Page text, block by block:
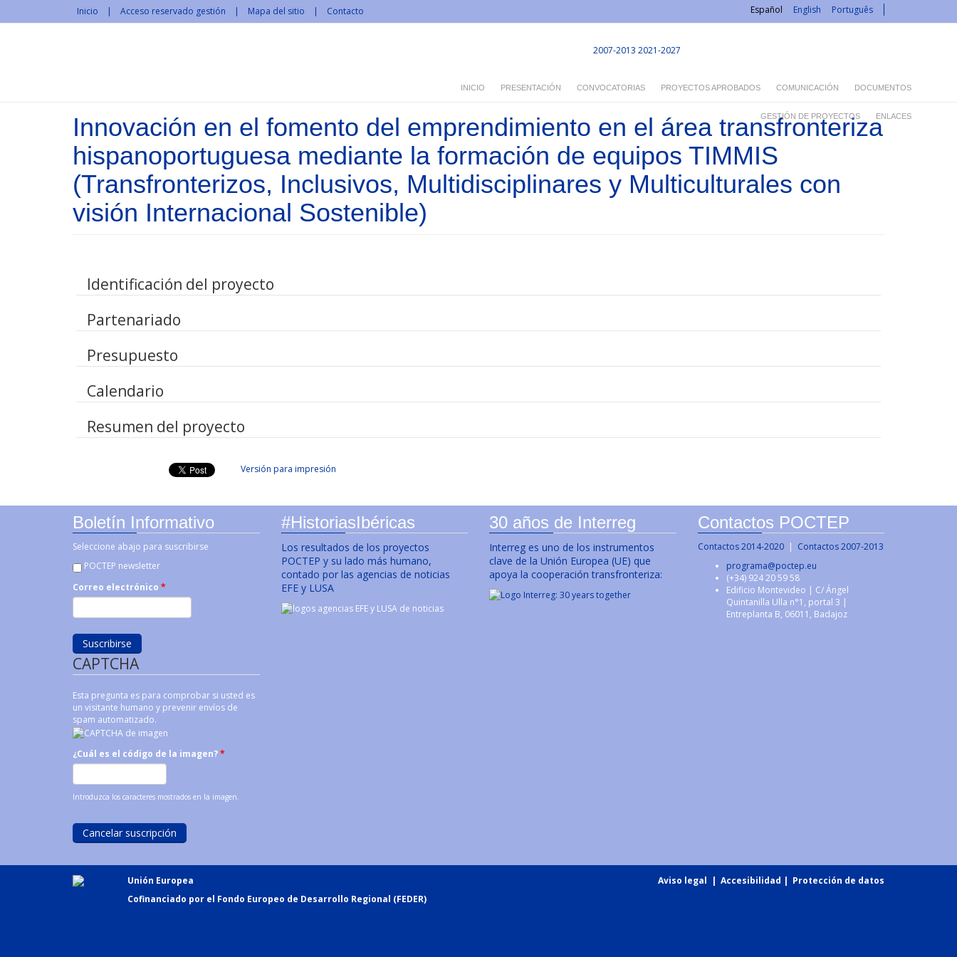
Pasar al contenido principal
Inicio Acceso reservado gestión Mapa del sitio Contacto Español English Português
INICIO PRESENTACIÓN CONVOCATORIAS PROYECTOS APROBADOS COMUNICACIÓN DOCUMENTOS
GESTIÓN DE PROYECTOS ENLACES
2007-2013 2021-2027
Innovación en el fomento del emprendimiento en el área transfronteriza
hispanoportuguesa mediante la formación de equipos TIMMIS
(Transfronterizos, Inclusivos, Multidisciplinares y Multiculturales con
visión Internacional Sostenible)
Identificación del proyecto
Partenariado
Presupuesto
Calendario
Resumen del proyecto
Versión para impresión
Boletín Informativo
Seleccione abajo para suscribirse
POCTEP newsletter
Correo electrónico *
CAPTCHA
Esta pregunta es para comprobar si usted es
un visitante humano y prevenir envíos de
spam automatizado.
¿Cuál es el código de la imagen?*
Introduzca los caracteres mostrados en la imagen.
#HistoriasIbéricas
Los resultados de los proyectos
POCTEP y su lado más humano,
contado por las agencias de noticias
EFE y LUSA
30 años de Interreg
Interreg es uno de los instrumentos
clave de la Unión Europea (UE) que
apoya la cooperación transfronteriza:
Contactos POCTEP
Contactos 2014-2020| Contactos 2007-2013
programa@poctep.eu
(+34) 924 20 59 58
Edificio Montevideo | C/ Ángel
Quintanilla Ulla n°1, portal 3 |
Entreplanta B, 06011, Badajoz
Unión Europea
Cofinanciado por el Fondo Europeo de Desarrollo Regional (FEDER)
Aviso legal | Accesibilidad | Protección de datos